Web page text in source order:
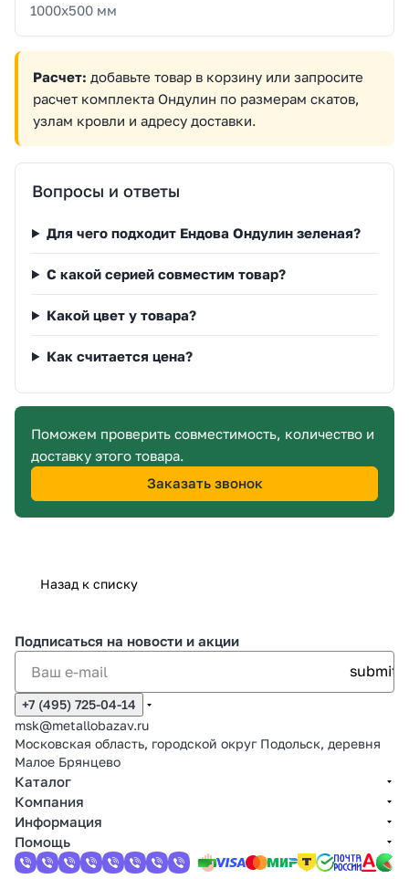
1000x500 мм
Расчет: добавьте товар в корзину или запросите
расчет комплекта Ондулин по размерам скатов,
узлам кровли и адресу доставки.
Вопросы и ответы
Для чего подходит Ендова Ондулин зеленая?
С какой серией совместим товар?
Какой цвет у товара?
Как считается цена?
Поможем проверить совместимость, количество и
доставку этого товара.
Заказать звонок
Назад к списку
Подписаться на новости и акции
+7 (495) 725-04-14
msk@metallobazav.ru
Московская область, городской округ Подольск, деревня
Малое Брянцево
Каталог
Компания
Информация
Помощь